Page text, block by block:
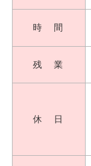
時 間
残 業
休 日